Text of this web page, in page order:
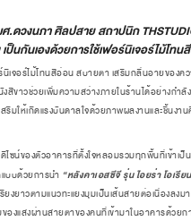
.ดวงนภา ศิลปสาย สถาปนิก
นกันเองด้วยการใช้เฟอร์นิเจอร์ไม้โทน
อร์ไม้โทนสีอ่อน สบายตา เสริมกลิ่นอายของค
ขาวช่วยเพิ่มความสว่างภายในร้านได้อย่างก
มให้เกิดแรงบันดาลใจด้วยภาพผลงานและชิ้นงา
องตัวอาคารที่ตั้งใจหลอมรวมทุกพื้นที่เข้าเป็
บบด้วยการนำ “หลังคาเอสซีจี รุ่น ไอยร่า โอเรี
งยาวตามแนวทะแยงมุมเป็นเส้นสายต่อเนื่องล
องแสงผ่านสายตาของคนที่เข้ามาในอาคารด้ว